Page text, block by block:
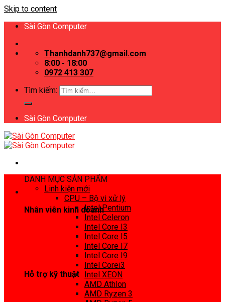
Skip to content
Sài Gòn Computer
Thanhdanh737@gmail.com
8:00 - 18:00
0972 413 307
Tìm kiếm:
Sài Gòn Computer
Nhân viên kinh doanh
Hỗ trợ kỹ thuật
DANH MỤC SẢN PHẨM
Linh kiện mới
CPU – Bộ vi xử lý
Intel Pentium
Intel Celeron
Intel Core I3
Intel Core I5
Intel Core I7
Intel Core I9
Intel Corei3
Intel XEON
AMD Athlon
AMD Ryzen 3